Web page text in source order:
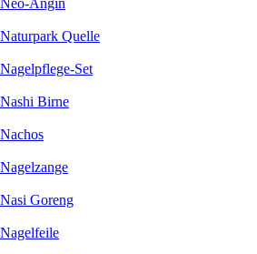
Naturpark Quelle
Nagelpflege-Set
Nashi Birne
Nachos
Nagelzange
Nasi Goreng
Nagelfeile